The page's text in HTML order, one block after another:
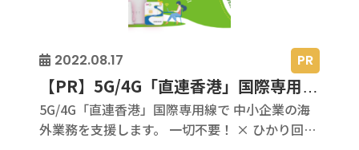
【PR】5G/4G「直連香港」国際専用線で中小企業の海外業務を支援！初期費なし・工事不要・定額制使い放題ローミング
2022.08.17 PR
5G/4G「直連香港」国際専用線で 中小企業の海
外業務を支援します。 一切不要！ × ひかり回線